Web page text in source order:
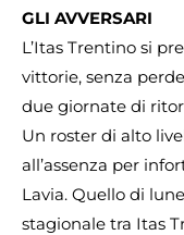
GLI AVVERSARI
L’Itas Trentino si
vittorie, senza
due giornate di
Un roster di alto
all’assenza per
Lavia. Quello di
stagionale tra Itas